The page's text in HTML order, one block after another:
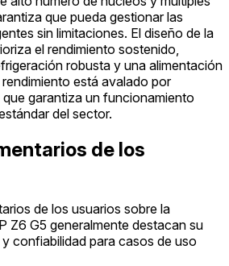
que pueda gestionar las
sin limitaciones. El diseño de la
el rendimiento sostenido,
robusta y una alimentación
está avalado por
garantiza un funcionamiento
del sector.
de los
de los usuarios sobre la
Z6 G5 generalmente destacan su
confiabilidad para casos de uso